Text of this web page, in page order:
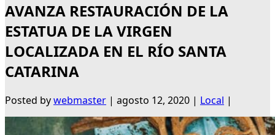
AVANZA RESTAURACIÓN DE LA
ESTATUA DE LA VIRGEN
LOCALIZADA EN EL RÍO SANTA
CATARINA
Posted bywebmaster | agosto 12, 2020 | Local |